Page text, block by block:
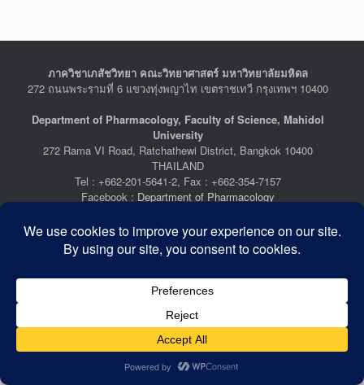
ภาควิชาเภสัชวิทยา คณะวิทยาศาสตร์ มหาวิทยาลัยมหิดล
272 ถนนพระรามที่ 6 แขวงทุ่งพญาไท เขตราชเทวี กรุงเทพฯ 10400
Department of Pharmacology, Faculty of Science, Mahidol
University
272 Rama VI Road, Ratchathewi District, Bangkok 10400
THAILAND
Tel : +662-201-5641-2, Fax : +662-354-7157
Facebook : Department of Pharmacology
Last Updated: July 21, 2026